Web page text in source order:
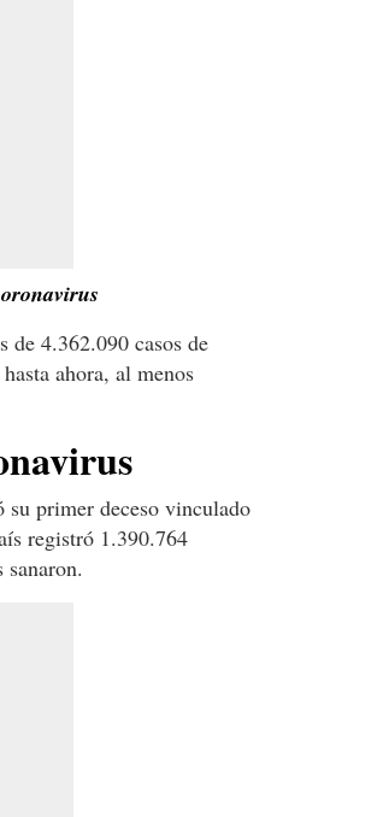
de 4.362.090 casos de
ahora, al menos
su primer deceso vinculado
registró 1.390.764